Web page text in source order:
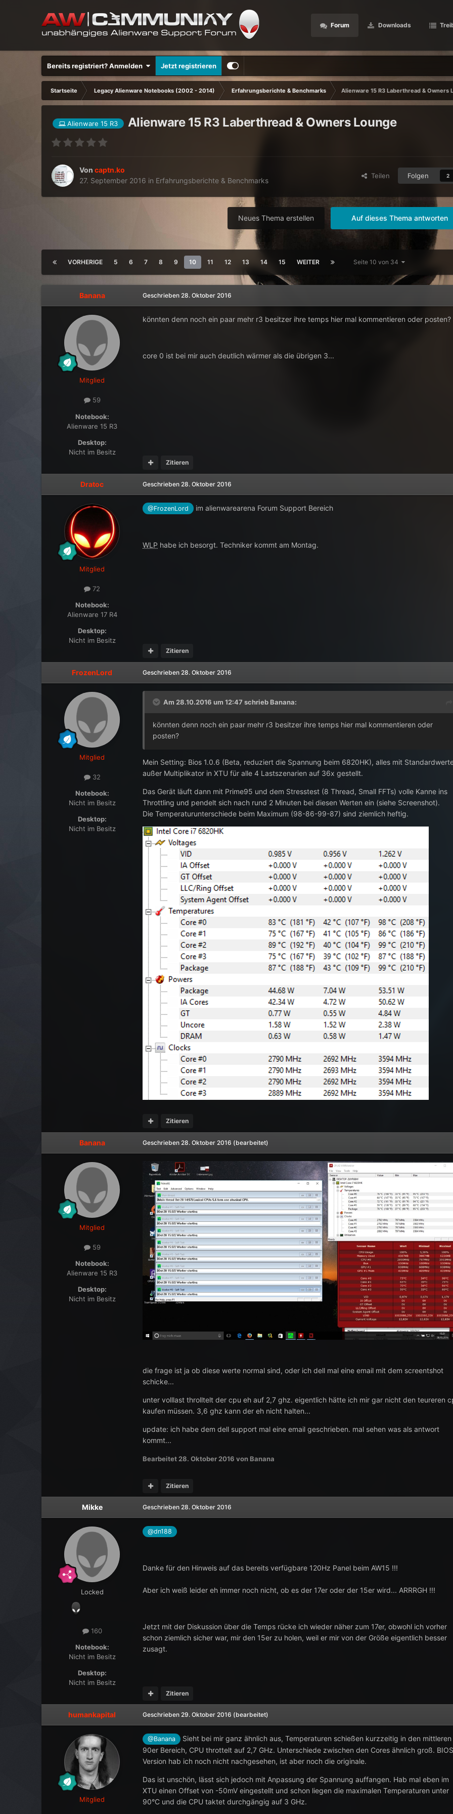
Forum Downloads
Bereits registriert? Anmelden Jetzt registrieren
Startseite Legacy Alienware Notebooks (2002 - 2014) Erfahrungsberichte & Benchmarks Alienware 15 R3 Laberthread & Owners
Alienware 15 R3 Alienware 15 R3 Laberthread & Owners Lounge
Voncaptn.ko
27. September 2016 in Erfahrungsberichte & Benchmarks
Teilen Folgen 2
Auf dieses Thema antworten
Neues Thema erstellen
VORHERIGE 5 6 7 8 9 10 11 12 13 14 15 WEITER Seite 10 von 34
Banana
Mitglied
59
Notebook:
Alienware 15 R3
Desktop:
Nicht im Besitz
Geschrieben28. Oktober 2016
könnten denn noch ein paar mehr r3 besitzer ihre temps hier mal kommentieren oder posten?
core 0 ist bei mir auch deutlich wärmer als die übrigen 3...
Zitieren
Dratoc
Mitglied
72
Notebook:
Alienware 17 R4
Desktop:
Nicht im Besitz
Geschrieben 28. Oktober 2016
@FrozenLord im alienwarearena Forum Support Bereich
WLP habe ich besorgt. Techniker kommt am Montag.
Zitieren
FrozenLord
Mitglied
32
Notebook:
Nicht im Besitz
Desktop:
Nicht im Besitz
Geschrieben 28. Oktober 2016
Am 28.10.2016 um 12:47 schriebBanana:
könnten denn noch ein paar mehr r3 besitzer ihre temps hier mal kommentieren oder
posten?
Mein Setting: Bios 1.0.6 (Beta, reduziert die Spannung beim 6820HK), alles mit
außer Multiplikator in XTU für alle 4 Lastszenarien auf 36x gestellt.
Das Gerät läuft dann mit Prime95 und dem Stresstest (8 Thread, Small FFTs) volle Kanne ins
Throttling und pendelt sich nach rund 2 Minuten bei diesen Werten ein (siehe Screenshot).
Die Temperaturunterschiede beim Maximum (98-86-99-87) sind ziemlich heftig.
Zitieren
Banana
Mitglied
59
Notebook:
Alienware 15 R3
Desktop:
Nicht im Besitz
Geschrieben 28. Oktober 2016 (bearbeitet)
die frage ist ja ob diese werte normal sind, oder ich dell mal eine email mit dem screentshot
schicke...
unter volllast throlltelt der cpu eh auf 2,7 ghz. eigentlich hätte ich mir gar nicht den teureren
kaufen müssen. 3,6 ghz kann der eh nicht halten...
update: ich habe dem dell support mal eine email geschrieben. mal sehen was als antwort
kommt...
Bearbeitet 28. Oktober 2016 von Banana
Zitieren
Mikke
Locked
160
Notebook:
Nicht im Besitz
Desktop:
Nicht im Besitz
Geschrieben28. Oktober 2016
@dn188
Danke für den Hinweis auf das bereits verfügbare 120Hz Panel beim AW15 !!!
Aber ich weiß leider eh immer noch nicht, ob es der 17er oder der 15er wird... ARRRGH !!!
Jetzt mit der Diskussion über die Temps rücke ich wieder näher zum 17er, obwohl ich vorher
schon ziemlich sicher war, mir den 15er zu holen, weil er mir von der Größe eigentlich besser
zusagt.
Zitieren
humankapital
Mitglied
Geschrieben29. Oktober 2016 (bearbeitet)
@Banana
Sieht bei mir ganz ähnlich aus, Temperaturen schießen kurzzeitig in den mittleren
90er Bereich, CPU throttelt auf 2,7 GHz. Unterschiede zwischen den Cores ähnlich groß.
Version hab ich noch nicht nachgesehen, ist aber noch die originale.
Das ist unschön, lässt sich jedoch mit Anpassung der Spannung auffangen. Hab mal eben im
XTU einen Offset von -50mV eingestellt und schon liegen die maximalen Temperaturen unter
90°C und die CPU taktet durchgängig auf 3 GHz.